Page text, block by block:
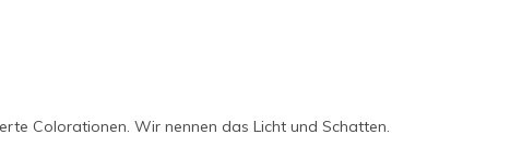
Colorationen. Wir nennen das Licht und Schatten.